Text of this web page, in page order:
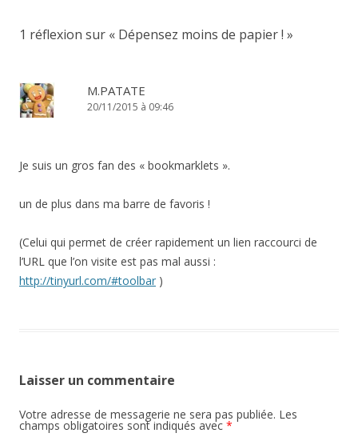
1 réflexion sur « Dépensez moins de papier ! »
M.PATATE
20/11/2015 à 09:46
Je suis un gros fan des « bookmarklets ».
un de plus dans ma barre de favoris !
(Celui qui permet de créer rapidement un lien raccourci de
l’URL que l’on visite est pas mal aussi :
http://tinyurl.com/#toolbar )
Laisser un commentaire
Votre adresse de messagerie ne sera pas publiée. Les
champs obligatoires sont indiqués avec *